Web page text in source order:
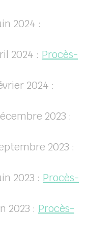
2024 :
2024 : Procès-
2024 :
2023 :
2023 :
2023 : Procès-
2023 : Procès-